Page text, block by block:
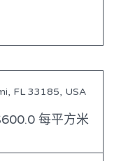
FL 33185, USA
每平方米